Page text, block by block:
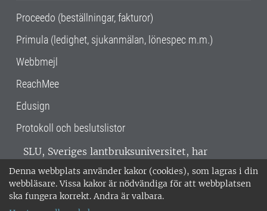
Denna webbplats använder kakor (cookies), som lagras i din
webbläsare. Vissa kakor är nödvändiga för att webbplatsen
ska fungera korrekt. Andra är valbara.
Proceedo (beställningar, fakturor)
Primula (ledighet, sjukanmälan, lönespec m.m.)
Webbmejl
ReachMee
Edusign
Protokoll och beslutslistor
SLU, Sveriges lantbruksuniversitet, har
verksamhet över hela Sverige. Huvudorter är
Alnarp, Uppsala och Umeå.SLU är
miljöcertifierat enligt ISO 14001. •
018-67 10 00 • Org nr: 202100-2817 •